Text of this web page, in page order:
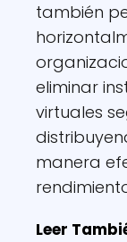
también
eliminar
virtuales
manera
Leer